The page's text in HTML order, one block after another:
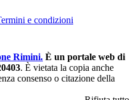
e condizioni
Rimini. È un portale web di
. È vietata la copia anche
consenso o citazione della